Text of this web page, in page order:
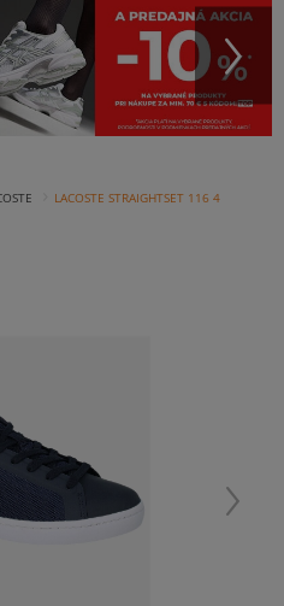
LACOSTE STRAIGHTSET 116 4